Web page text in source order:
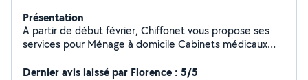
Présentation
A partir de début février, Chiffonet vous propose ses
services pour Ménage à domicile Cabinets médicaux
etc... dans un secteur de 25 km de Bressey -sur-tille.
Dernier avis laissé par Florence : 5/5